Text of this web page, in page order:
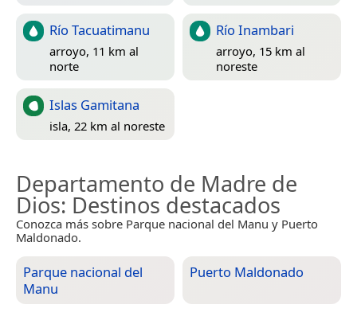
Río Tacuatimanu
arroyo, 11 km al
norte
Río Inambari
arroyo, 15 km al
noreste
Islas Gamitana
isla, 22 km al noreste
Departamento de Madre de
Dios: Destinos destacados
Conozca más sobre Parque nacional del Manu y Puerto
Maldonado.
Parque nacional del
Manu
Puerto Maldonado